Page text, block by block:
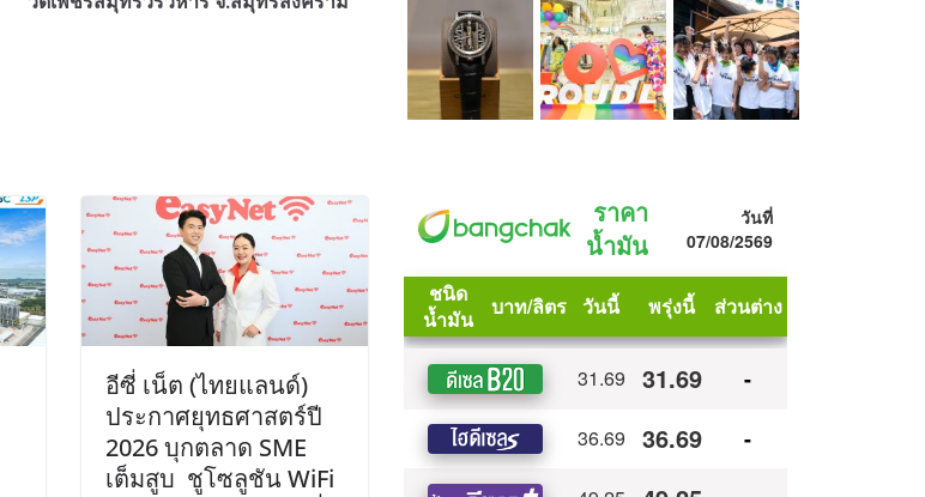
อีซี่ เน็ต (ไทยแลนด์)
ประกาศยุทธศาสตร์ปี
2026 บุกตลาด SME
เต็มสูบ ชูโซลูชัน WiFi